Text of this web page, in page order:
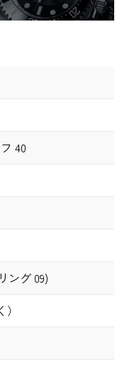
40
ング 09)